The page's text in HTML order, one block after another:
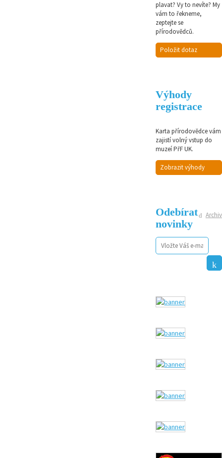
plavat? Vy to nevíte? My
vám to řekneme,
zeptejte se
přírodovědců.
Položit dotaz
Výhody
registrace
Karta přírodovědce vám
zajistí volný vstup do
muzeí PřF UK.
Zobrazit výhody
Archiv
Odebírat
novinky